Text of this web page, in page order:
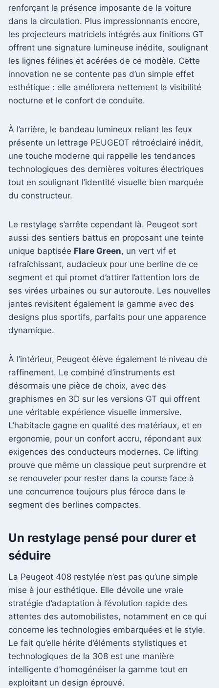
renforçant la présence imposante de la voiture
dans la circulation. Plus impressionnants encore,
les projecteurs matriciels intégrés aux finitions GT
offrent une signature lumineuse inédite, soulignant
les lignes félines et acérées de ce modèle. Cette
innovation ne se contente pas d’un simple effet
esthétique : elle améliorera nettement la visibilité
nocturne et le confort de conduite.
À l’arrière, le bandeau lumineux reliant les feux
présente un lettrage PEUGEOT rétroéclairé inédit,
une touche moderne qui rappelle les tendances
technologiques des dernières voitures électriques
tout en soulignant l’identité visuelle bien marquée
du constructeur.
Le restylage s’arrête cependant là. Peugeot sort
aussi des sentiers battus en proposant une teinte
unique baptisée Flare Green, un vert vif et
rafraîchissant, audacieux pour une berline de ce
segment et qui promet d’attirer l’attention lors de
ses virées urbaines ou sur autoroute. Les nouvelles
jantes revisitent également la gamme avec des
designs plus sportifs, parfaits pour une apparence
dynamique.
À l’intérieur, Peugeot élève également le niveau de
raffinement. Le combiné d’instruments est
désormais une pièce de choix, avec des
graphismes en 3D sur les versions GT qui offrent
une véritable expérience visuelle immersive.
L’habitacle gagne en qualité des matériaux, et en
ergonomie, pour un confort accru, répondant aux
exigences des conducteurs modernes. Ce lifting
prouve que même un classique peut surprendre et
se renouveler pour rester dans la course face à
une concurrence toujours plus féroce dans le
segment des berlines compactes.
Un restylage pensé pour durer et
séduire
La Peugeot 408 restylée n’est pas qu’une simple
mise à jour esthétique. Elle dévoile une vraie
stratégie d’adaptation à l’évolution rapide des
attentes des automobilistes, notamment en ce qui
concerne les technologies embarquées et le style.
Le fait qu’elle hérite d’éléments stylistiques et
technologiques de la 308 est une manière
intelligente d’homogénéiser la gamme tout en
exploitant un design éprouvé.